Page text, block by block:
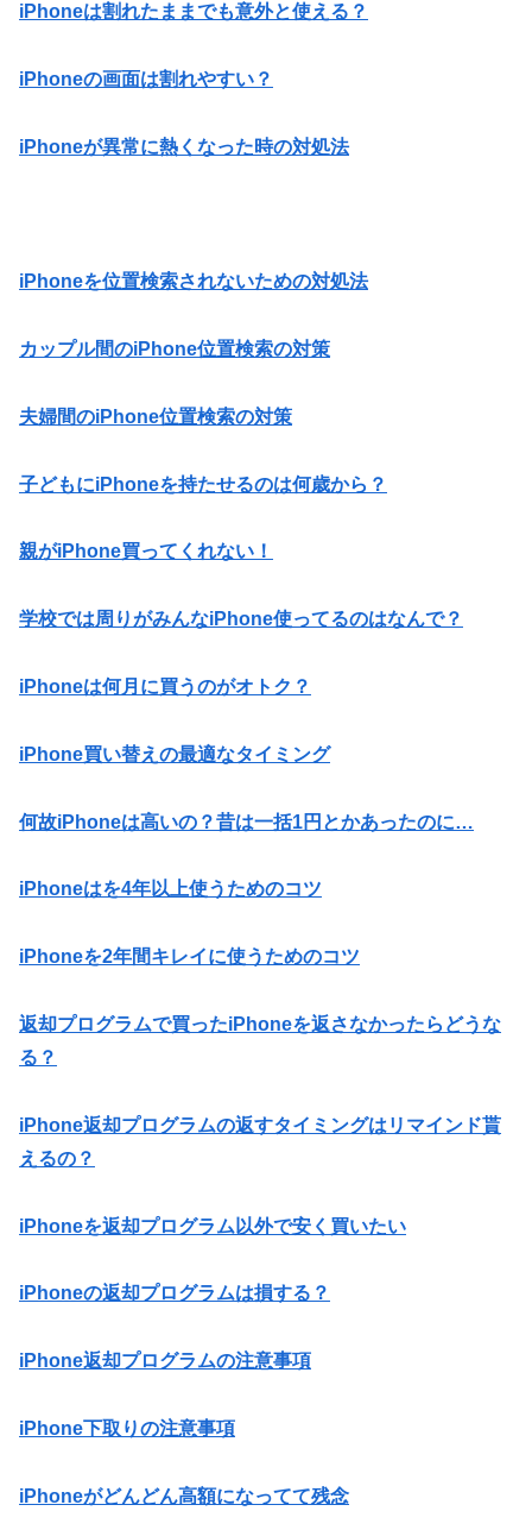
iPhoneは割れたままでも意外と使える？
iPhoneの画面は割れやすい？
iPhoneが異常に熱くなった時の対処法
iPhoneを位置検索されないための対処法
カップル間のiPhone位置検索の対策
夫婦間のiPhone位置検索の対策
子どもにiPhoneを持たせるのは何歳から？
親がiPhone買ってくれない！
学校では周りがみんなiPhone使ってるのはなんで？
iPhoneは何月に買うのがオトク？
iPhone買い替えの最適なタイミング
何故iPhoneは高いの？昔は一括1円とかあったのに…
iPhoneはを4年以上使うためのコツ
iPhoneを2年間キレイに使うためのコツ
返却プログラムで買ったiPhoneを返さなかったらどうな
る？
iPhone返却プログラムの返すタイミングはリマインド貰
えるの？
iPhoneを返却プログラム以外で安く買いたい
iPhoneの返却プログラムは損する？
iPhone返却プログラムの注意事項
iPhone下取りの注意事項
iPhoneがどんどん高額になってて残念